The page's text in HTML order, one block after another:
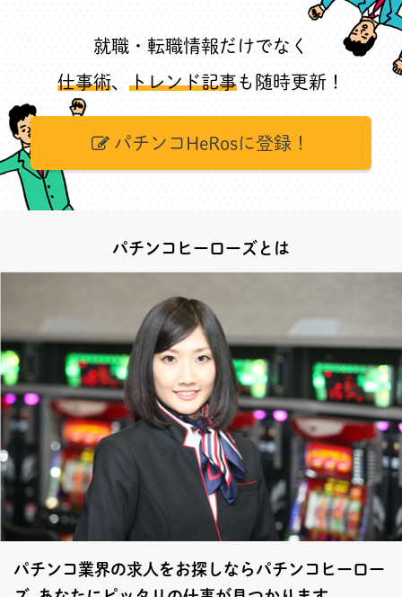
就職・転職情報だけでなく
仕事術、 トレンド記事も随時更新！
パチンコHeRosに登録！
パチンコヒーローズとは
パチンコ業界の求人をお探しならパチンコヒーロー